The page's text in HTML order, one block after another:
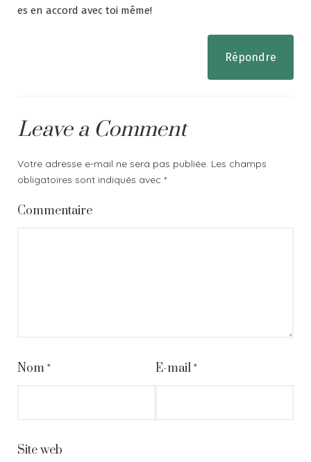
es en accord avec toi même!
Répondre
Leave a Comment
Votre adresse e-mail ne sera pas publiée. Les champs
obligatoires sont indiqués avec *
Commentaire
Nom * E-mail *
Site web